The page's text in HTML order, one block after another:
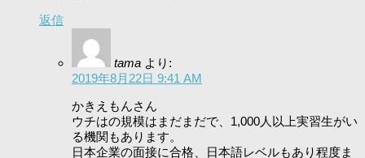
返信
tama より:
2019年8月22日 9:41 AM
かきえもんさん
ウチはの規模はまだまだで、1,000人以上実習生がい
る機関もあります。
日本企業の面接に合格、日本語レベルもあり程度ま